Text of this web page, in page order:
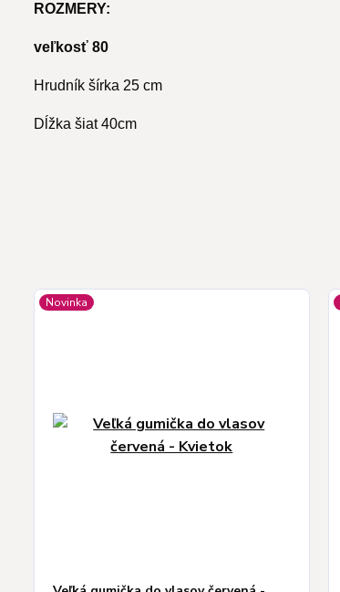
ROZMERY:
veľkosť 80
Hrudník šírka 25 cm
Dĺžka šiat 40cm
Novinka